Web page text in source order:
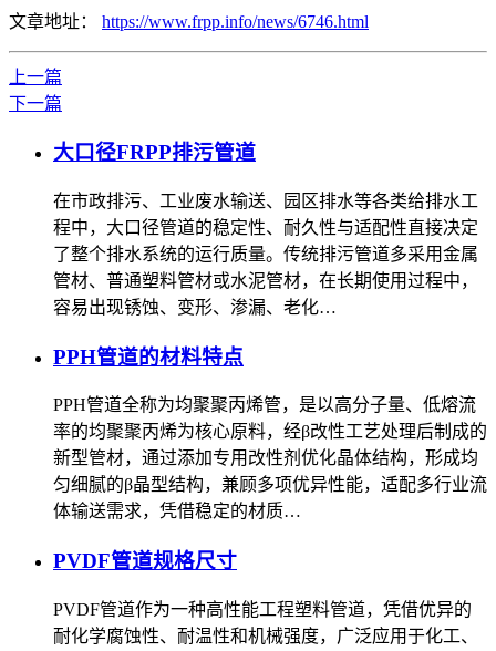
文章地址： https://www.frpp.info/news/6746.html
上一篇
下一篇
大口径FRPP排污管道
在市政排污、工业废水输送、园区排水等各类给排水工
程中，大口径管道的稳定性、耐久性与适配性直接决定
了整个排水系统的运行质量。传统排污管道多采用金属
管材、普通塑料管材或水泥管材，在长期使用过程中，
容易出现锈蚀、变形、渗漏、老化…
PPH管道的材料特点
PPH管道全称为均聚聚丙烯管，是以高分子量、低熔流
率的均聚聚丙烯为核心原料，经β改性工艺处理后制成的
新型管材，通过添加专用改性剂优化晶体结构，形成均
匀细腻的β晶型结构，兼顾多项优异性能，适配多行业流
体输送需求，凭借稳定的材质…
PVDF管道规格尺寸
PVDF管道作为一种高性能工程塑料管道，凭借优异的
耐化学腐蚀性、耐温性和机械强度，广泛应用于化工、